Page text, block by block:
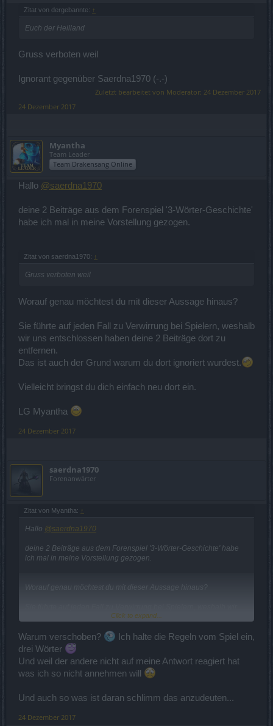
Zitat von dergebannte: ↑
Euch der Heilland
Gruss verboten weil
Ignorant gegenüber Saerdna1970 (-.-)
Zuletzt bearbeitet von Moderator: 24 Dezember 2017
24 Dezember 2017
Myantha
Team Leader
Team Drakensang Online
Hallo @saerdna1970
deine 2 Beiträge aus dem Forenspiel '3-Wörter-Geschichte'
habe ich mal in meine Vorstellung gezogen.
Zitat von saerdna1970: ↑
Gruss verboten weil
Worauf genau möchtest du mit dieser Aussage hinaus?
Sie führte auf jeden Fall zu Verwirrung bei Spielern, weshalb
wir uns entschlossen haben deine 2 Beiträge dort zu
entfernen.
Das ist auch der Grund warum du dort ignoriert wurdest.
Vielleicht bringst du dich einfach neu dort ein.
LG Myantha
24 Dezember 2017
saerdna1970
Forenanwärter
Zitat von Myantha: ↑
Hallo @saerdna1970
deine 2 Beiträge aus dem Forenspiel '3-Wörter-Geschichte' habe
ich mal in meine Vorstellung gezogen.
Worauf genau möchtest du mit dieser Aussage hinaus?
uns entschlossen haben deine 2 Beiträge dort zu entfernen.
Vielleicht bringst du dich einfach neu dort ein.
LG Myantha
Click to expand...
Warum verschoben?
Ich halte die Regeln vom Spiel ein,
drei Wörter
Und weil der andere nicht auf meine Antwort reagiert hat
was ich so nicht annehmen will
Und auch so was ist daran schlimm das anzudeuten...
24 Dezember 2017